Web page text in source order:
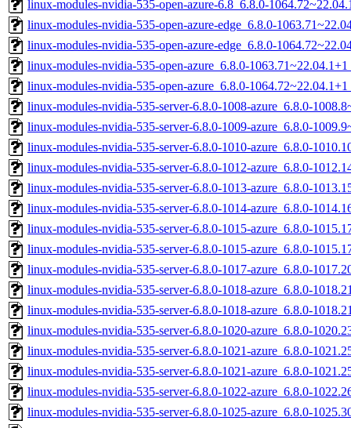
linux-modules-nvidia-535-open-azure-6.8_6.8.0-
linux-modules-nvidia-535-open-azure-edge_6.8.0-
linux-modules-nvidia-535-open-azure-edge_6.8.0-
linux-modules-nvidia-535-open-azure_6.8.0-
linux-modules-nvidia-535-open-azure_6.8.0-
linux-modules-nvidia-535-server-6.8.0-1008-azure_6.8.0-
linux-modules-nvidia-535-server-6.8.0-1009-azure_6.8.0-
linux-modules-nvidia-535-server-6.8.0-1010-azure_6.8.0-
linux-modules-nvidia-535-server-6.8.0-1012-azure_6.8.0-
linux-modules-nvidia-535-server-6.8.0-1013-azure_6.8.0-
linux-modules-nvidia-535-server-6.8.0-1014-azure_6.8.0-
linux-modules-nvidia-535-server-6.8.0-1015-azure_6.8.0-
linux-modules-nvidia-535-server-6.8.0-1015-azure_6.8.0-
linux-modules-nvidia-535-server-6.8.0-1017-azure_6.8.0-
linux-modules-nvidia-535-server-6.8.0-1018-azure_6.8.0-
linux-modules-nvidia-535-server-6.8.0-1018-azure_6.8.0-
linux-modules-nvidia-535-server-6.8.0-1020-azure_6.8.0-
linux-modules-nvidia-535-server-6.8.0-1021-azure_6.8.0-
linux-modules-nvidia-535-server-6.8.0-1021-azure_6.8.0-
linux-modules-nvidia-535-server-6.8.0-1022-azure_6.8.0-
linux-modules-nvidia-535-server-6.8.0-1025-azure_6.8.0-